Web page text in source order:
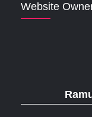
Website